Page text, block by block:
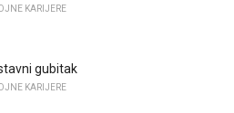
KARIJERE
gubitak
KARIJERE